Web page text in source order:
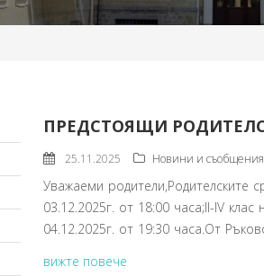
ПРЕДСТОЯЩИ
25.11.2025 Новини и съобщения
Уважаеми родители,Родителските
03.12.2025г. от 18:00 часа;II-IV
04.12.2025г. от 19:30 часа.От
вижте повече